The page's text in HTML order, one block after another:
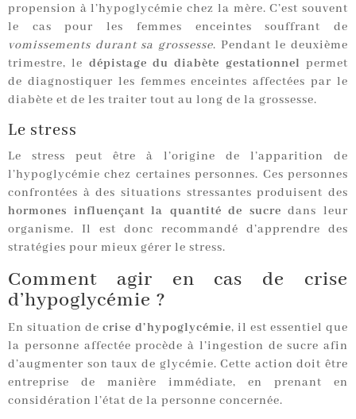
propension à l’hypoglycémie chez la mère. C’est souvent
le cas pour les femmes enceintes souffrant de
vomissements durant sa grossesse. Pendant le deuxième
trimestre, le dépistage du diabète gestationnel permet
de diagnostiquer les femmes enceintes affectées par le
diabète et de les traiter tout au long de la grossesse.
Le stress
Le stress peut être à l’origine de l’apparition de
l’hypoglycémie chez certaines personnes. Ces personnes
confrontées à des situations stressantes produisent des
hormones influençant la quantité de sucre dans leur
organisme. Il est donc recommandé d’apprendre des
stratégies pour mieux gérer le stress.
Comment agir en cas de crise
d’hypoglycémie ?
En situation decrise d’hypoglycémie, il est essentiel que
la personne affectée procède à l’ingestion de sucre afin
d’augmenter son taux de glycémie. Cette action doit être
entreprise de manière immédiate, en prenant en
considération l’état de la personne concernée.